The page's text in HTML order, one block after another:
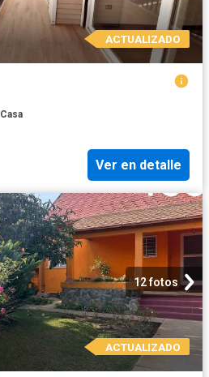
ACTUALIZADO
Casa
Ver en detalle
12 fotos
ACTUALIZADO